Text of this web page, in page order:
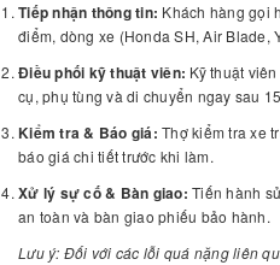
Tiếp nhận thông tin: Khách hàng gọi
điểm, dòng xe (Honda SH, Air Blade,
Điều phối kỹ thuật viên: Kỹ thuật
cụ, phụ tùng và di chuyển ngay sau
Kiểm tra & Báo giá: Thợ kiểm tra xe
báo giá chi tiết trước khi làm.
Xử lý sự cố & Bàn giao: Tiến hành
an toàn và bàn giao phiếu bảo hành.
Lưu ý: Đối với các lỗi quá nặng liên